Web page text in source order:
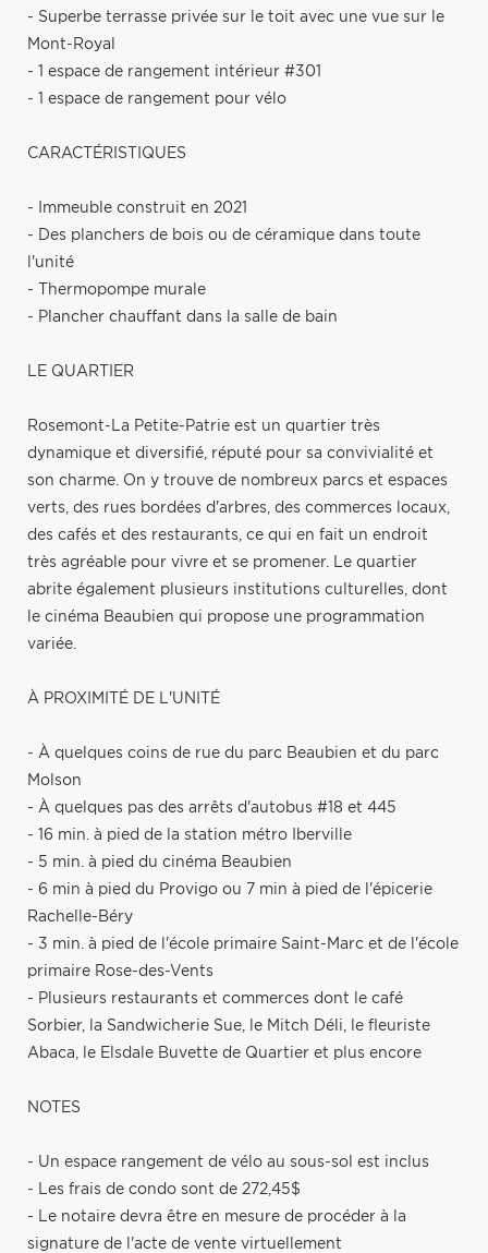
- Superbe terrasse privée sur le toit avec une vue sur le
Mont-Royal
- 1 espace de rangement intérieur #301
- 1 espace de rangement pour vélo
CARACTÉRISTIQUES
- Immeuble construit en 2021
- Des planchers de bois ou de céramique dans toute
l'unité
- Thermopompe murale
- Plancher chauffant dans la salle de bain
LE QUARTIER
Rosemont-La Petite-Patrie est un quartier très
dynamique et diversifié, réputé pour sa convivialité et
son charme. On y trouve de nombreux parcs et espaces
verts, des rues bordées d'arbres, des commerces locaux,
des cafés et des restaurants, ce qui en fait un endroit
très agréable pour vivre et se promener. Le quartier
abrite également plusieurs institutions culturelles, dont
le cinéma Beaubien qui propose une programmation
variée.
À PROXIMITÉ DE L'UNITÉ
- À quelques coins de rue du parc Beaubien et du parc
Molson
- À quelques pas des arrêts d'autobus #18 et 445
- 16 min. à pied de la station métro Iberville
- 5 min. à pied du cinéma Beaubien
- 6 min à pied du Provigo ou 7 min à pied de l'épicerie
Rachelle-Béry
- 3 min. à pied de l'école primaire Saint-Marc et de l'école
primaire Rose-des-Vents
- Plusieurs restaurants et commerces dont le café
Sorbier, la Sandwicherie Sue, le Mitch Déli, le fleuriste
Abaca, le Elsdale Buvette de Quartier et plus encore
NOTES
- Un espace rangement de vélo au sous-sol est inclus
- Les frais de condo sont de 272,45$
- Le notaire devra être en mesure de procéder à la
signature de l'acte de vente virtuellement